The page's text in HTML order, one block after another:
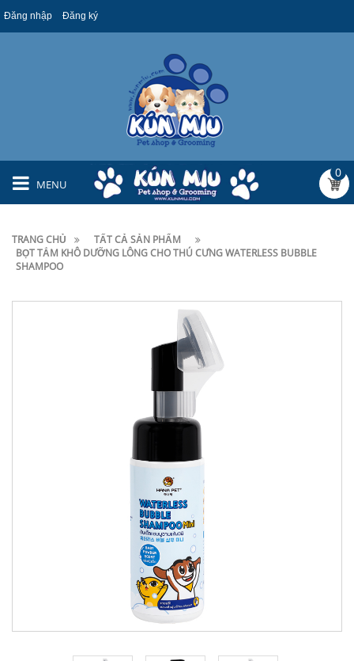
Đăng nhập Đăng ký
MENU
0
TRANG CHỦ
TẤT CẢ SẢN PHẨM
BỌT TẮM KHÔ DƯỠNG LÔNG CHO THÚ CƯNG WATERLESS BUBBLE
SHAMPOO